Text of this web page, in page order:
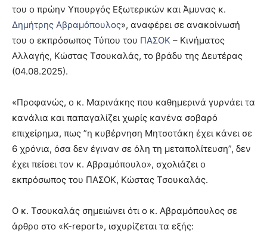
του ο πρώην Υπουργός Εξωτερικών και Άμυνας κ.
Δημήτρης Αβραμόπουλος», αναφέρει σε ανακοίνωσή
του ο εκπρόσωπος Τύπου του ΠΑΣΟΚ – Κινήματος
Αλλαγής, Κώστας Τσουκαλάς, το βράδυ της Δευτέρας
(04.08.2025).
«Προφανώς, ο κ. Μαρινάκης που καθημερινά γυρνάει τα
κανάλια και παπαγαλίζει χωρίς κανένα σοβαρό
επιχείρημα, πως ”η κυβέρνηση Μητσοτάκη έχει κάνει σε
6 χρόνια, όσα δεν έγιναν σε όλη τη μεταπολίτευση”, δεν
έχει πείσει τον κ. Αβραμόπουλο», σχολιάζει o
εκπρόσωπος του ΠΑΣΟΚ, Κώστας Τσουκαλάς.
Ο κ. Τσουκαλάς σημειώνει ότι ο κ. Αβραμόπουλος σε
άρθρο στο «K-report», ισχυρίζεται τα εξής: